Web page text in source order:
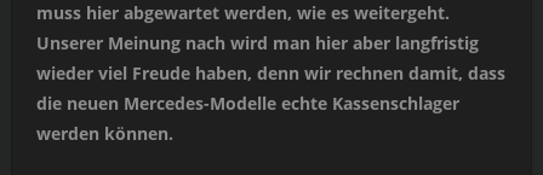
muss hier abgewartet werden, wie es weitergeht.
Unserer Meinung nach wird man hier aber langfristig
wieder viel Freude haben, denn wir rechnen damit, dass
die neuen Mercedes-Modelle echte Kassenschlager
werden können.